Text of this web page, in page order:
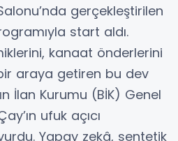
gerçekleştirilen
start aldı.
kanaat önderlerini
araya getiren bu dev
İlan Kurumu (BİK) Genel
ufuk açıcı
Yapay zekâ, sentetik